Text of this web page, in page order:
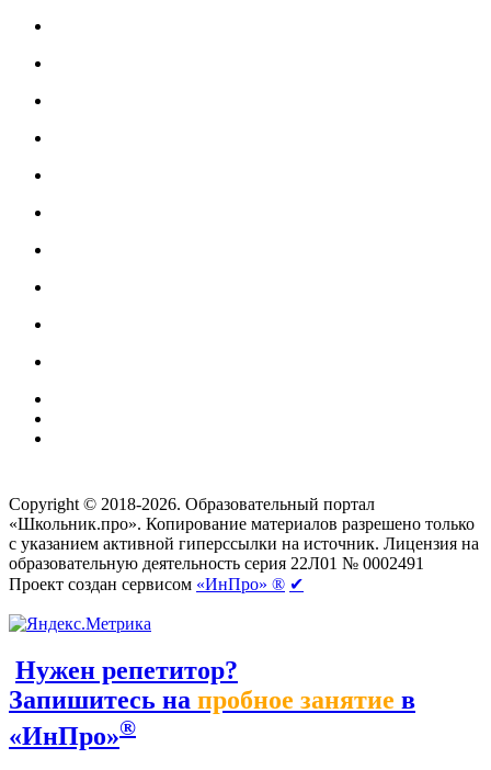
Copyright © 2018-2026. Образовательный портал
«Школьник.про». Копирование материалов разрешено только
с указанием активной гиперссылки на источник. Лицензия на
образовательную деятельность серия 22Л01 № 0002491
Проект создан сервисом «ИнПро» ® ✔
Нужен репетитор?
Запишитесь на пробное занятие в
«ИнПро»®